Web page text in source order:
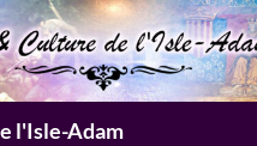
l'Isle-Adam